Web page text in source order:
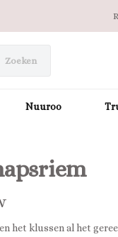
Zoeken
Nuuroo
het klussen al het